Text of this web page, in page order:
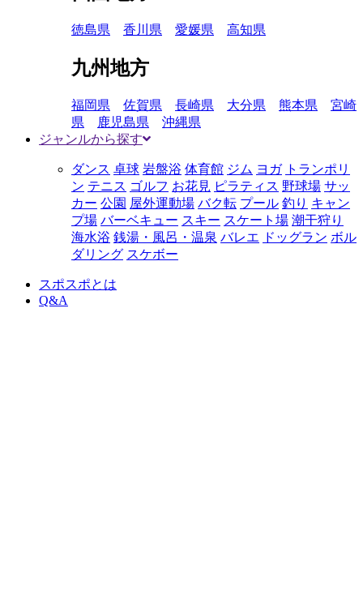
徳島県 香川県 愛媛県 高知県
九州地方
福岡県 佐賀県 長崎県 大分県 熊本県
宮崎
県
鹿児島県
沖縄県
ジャンルから探す
ダンス 卓球 岩盤浴 体育館 ジム ヨガ トランポリ
ン テニス ゴルフ お花見 ピラティス 野球場 サッ
カー 公園 屋外運動場 バク転 プール 釣り キャン
プ場 バーベキュー スキー スケート場 潮干狩り
海水浴 銭湯・風呂・温泉 バレエ ドッグラン ボル
ダリング スケボー
スポスポとは
Q&A